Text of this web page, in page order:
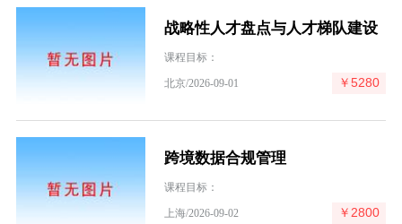
战略性人才盘点与人才梯队建设
课程目标：
北京/2026-09-01 ￥5280
跨境数据合规管理
课程目标：
上海/2026-09-02 ￥2800